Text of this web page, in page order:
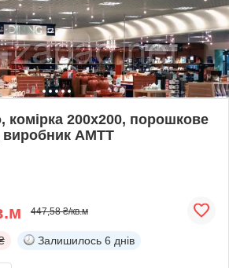
комірка 200х200, порошкове
АМТТ
447,58 ₴/кв.м
Залишилось 6 днів